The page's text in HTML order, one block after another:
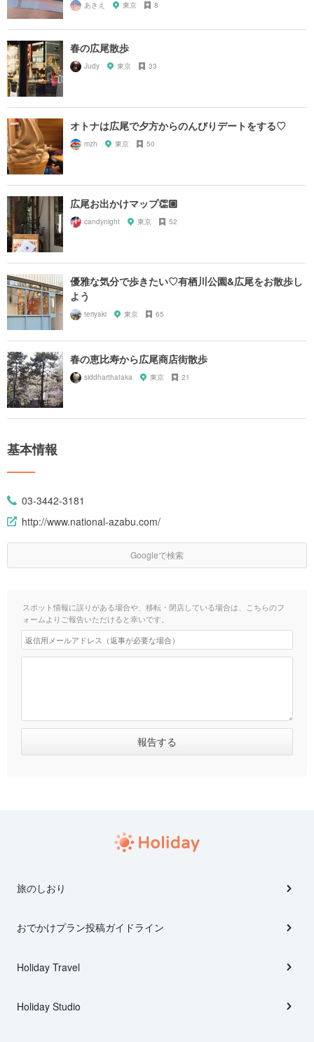
あきえ 東京 8
春の広尾散歩
Judy 東京 33
オトナは広尾で夕方からのんびりデートをする♡
mzh 東京 50
広尾お出かけマップ👏🏼
candynight 東京 52
優雅な気分で歩きたい♡有栖川公園&広尾をお散歩し
よう
teriyaki 東京 65
春の恵比寿から広尾商店街散歩
siddharthataka 東京 21
基本情報
03-3442-3181
http://www.national-azabu.com/
Googleで検索
スポット情報に誤りがある場合や、移転・閉店している場合は、こちらのフ
ォームよりご報告いただけると幸いです。
旅のしおり
おでかけプラン投稿ガイドライン
Holiday Travel
Holiday Studio